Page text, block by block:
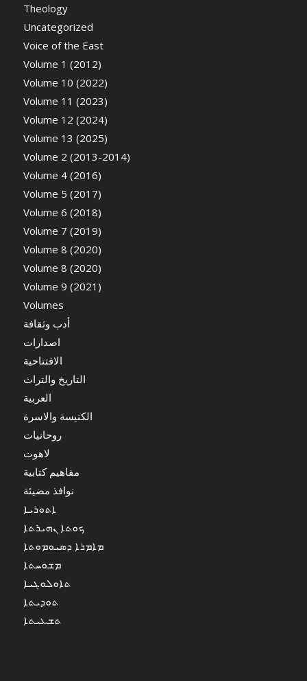
Theology
Uncategorized
Voice of the East
Volume 1 (2012)
Volume 10 (2022)
Volume 11 (2023)
Volume 12 (2024)
Volume 13 (2025)
Volume 2 (2013-2014)
Volume 4 (2016)
Volume 5 (2017)
Volume 6 (2018)
Volume 7 (2019)
Volume 8 (2020)
Volume 8 (2020)
Volume 9 (2021)
Volumes
أدب وثقافة
اصدارات
الافتتاحية
التاريخ والتراث
العربية
الكنيسة والاسرة
روحانيات
لاهوت
مفاهيم كتابية
نوافذ مضيئة
ܐܬܘܪܝܐ
ܟܘܬܐ ܢܗܝܪܬܐ
ܡܐܡܪܐ ܕܣܝܘܡܘܬܐ
ܡܫܘܚܬܐ
ܬܐܘܠܘܓܝܐ
ܬܘܕܝܬܐ
ܬܫܥܝܬܐ